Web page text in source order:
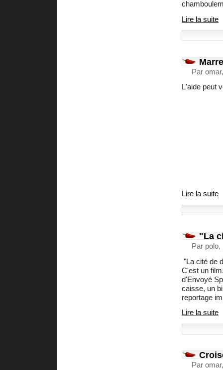
Lire la suite
Par
L'aide peut
Lire la suite
"La
Par
"La cité de
C'est un
d'Envoyé
caisse, un
reportage
Lire la suite
Par